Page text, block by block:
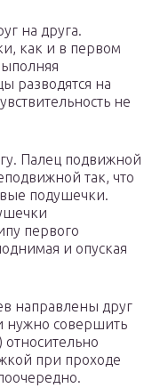
на друга.
как и в первом
разводятся на
не
Палец подвижной
так, что
подушечки.
первого
и опуская
направлены друг
нужно совершить
при проходе